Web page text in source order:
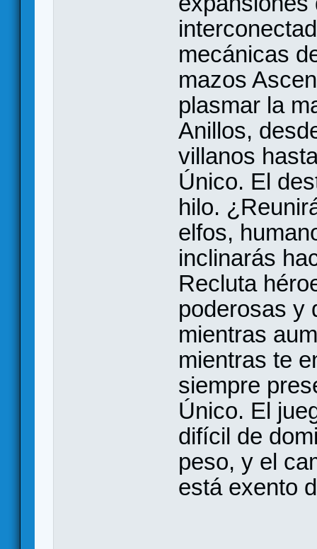
mecánicas
mazos
plasmar la
Anillos,
villanos
Único. El
hilo.
elfos,
inclinarás
Recluta
poderosas y
mientras
mientras te
siempre
Único. El
difícil de
peso, y el
está exento